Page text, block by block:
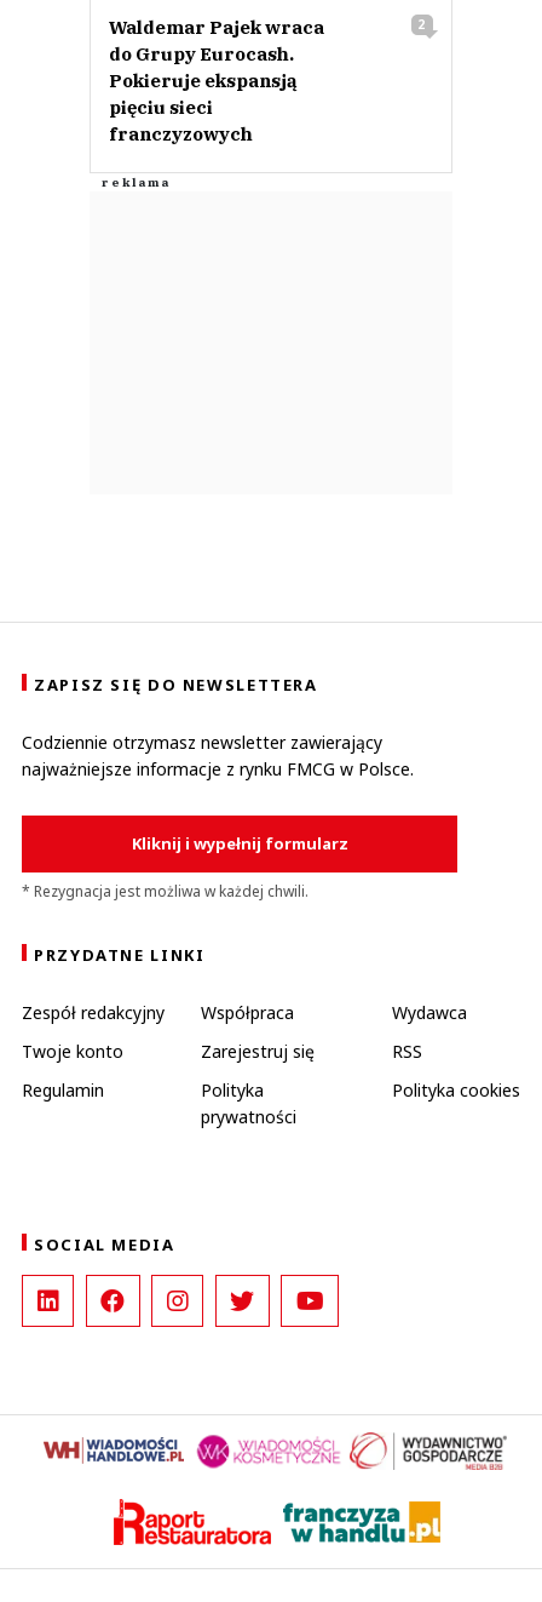
Waldemar Pajek wraca
do Grupy Eurocash.
Pokieruje ekspansją
pięciu sieci
franczyzowych
2
ZAPISZ SIĘ DO NEWSLETTERA
Codziennie otrzymasz newsletter zawierający
najważniejsze informacje z rynku FMCG w Polsce.
Kliknij i wypełnij formularz
* Rezygnacja jest możliwa w każdej chwili.
PRZYDATNE LINKI
Zespół redakcyjny Współpraca
Wydawca
Twoje konto
Zarejestruj się
RSS
Regulamin
Polityka
prywatności
Polityka cookies
SOCIAL MEDIA